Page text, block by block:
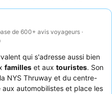
de 600+ avis voyageurs ·
qui s'adresse aussi bien
familles et aux touristes. Son
NYS Thruway et du centre-
automobilistes et place les